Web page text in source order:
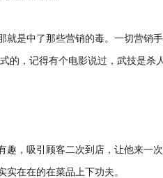
就是中了那些营销的毒。一切营销
的，记得有个电影说过，武技是杀
趣，吸引顾客二次到店，让他来一
在在的在菜品上下功夫。